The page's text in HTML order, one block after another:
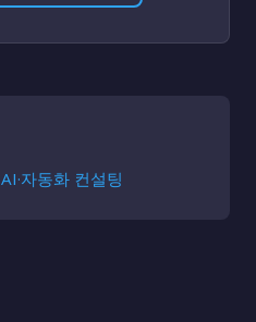
AI·자동화 컨설팅